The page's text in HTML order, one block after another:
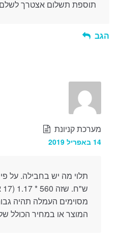
תוספת תשלום אצטרך
הגב
מערכת קניונת
14 באפריל 2019
מסוימים העמלה תהיה
המוצר או במחיר הכולל